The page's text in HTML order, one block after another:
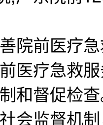
前医疗急
医疗急救
和督促检
会监督机